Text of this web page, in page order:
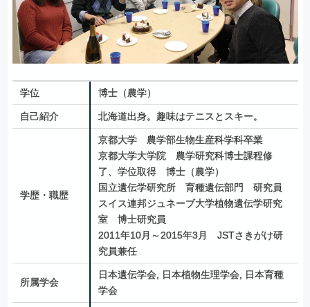
学位 博士（農学）
自己紹介 北海道出身。趣味はテニスとスキー。
学歴・職歴
京都大学　農学部生物生産科学科卒業
京都大学大学院　農学研究科博士課程修
了、学位取得　博士（農学）
国立遺伝学研究所　育種遺伝部門　研究員
スイス連邦ジュネーブ大学植物遺伝学研究
室　博士研究員
2011年10月～2015年3月　JSTさきがけ研
究員兼任
所属学会
日本遺伝学会, 日本植物生理学会, 日本育種
学会